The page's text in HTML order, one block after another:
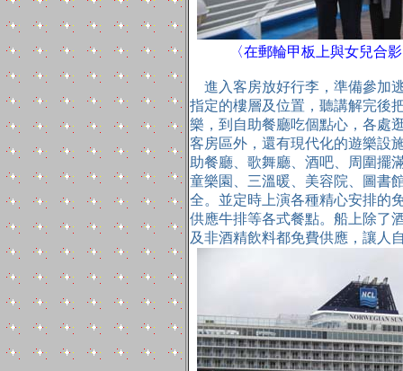
〈在郵輪甲板上與女兒合
進入客房放好行李，準備參加
指定的樓層及位置，聽講解完後
樂，到自助餐廳吃個點心，各處
客房區外，還有現代化的遊樂設
助餐廳、歌舞廳、酒吧、周圍擺
童樂園、三溫暖、美容院、圖書
全。並定時上演各種精心安排的
供應牛排等各式餐點。船上除了
及非酒精飲料都免費供應，讓人